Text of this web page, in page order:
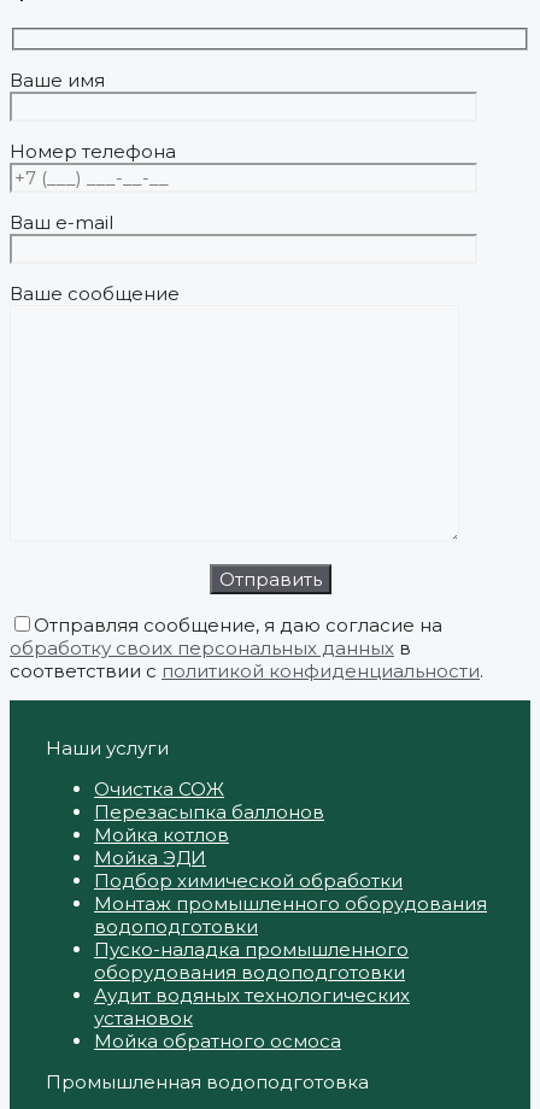
Ваше имя
Номер телефона
Ваш e-mail
Ваше сообщение
Отправляя сообщение, я даю согласие на
обработку своих персональных данных в
соответствии с политикой конфиденциальности.
Наши услуги
Очистка СОЖ
Перезасыпка баллонов
Мойка котлов
Мойка ЭДИ
Подбор химической обработки
Монтаж промышленного оборудования
водоподготовки
Пуско-наладка промышленного
оборудования водоподготовки
Аудит водяных технологических
установок
Мойка обратного осмоса
Промышленная водоподготовка